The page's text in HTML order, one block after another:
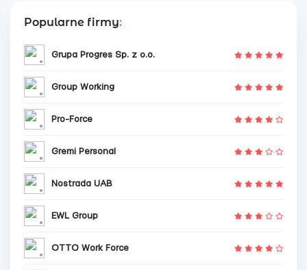
Popularne firmy:
Grupa Progres Sp. z o.o.
Group Working
Pro-Force
Gremi Personal
Nostrada UAB
EWL Group
OTTO Work Force